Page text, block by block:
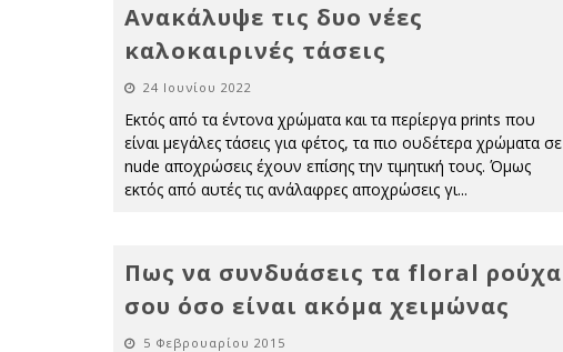
Ανακάλυψε τις δυο νέες
καλοκαιρινές τάσεις
24 Ιουνίου 2022
Εκτός από τα έντονα χρώματα και τα περίεργα prints που
είναι μεγάλες τάσεις για φέτος, τα πιο ουδέτερα χρώματα σε
nude αποχρώσεις έχουν επίσης την τιμητική τους. Όμως
εκτός από αυτές τις ανάλαφρες αποχρώσεις γι...
Πως να συνδυάσεις τα floral ρούχα
σου όσο είναι ακόμα χειμώνας
5 Φεβρουαρίου 2015